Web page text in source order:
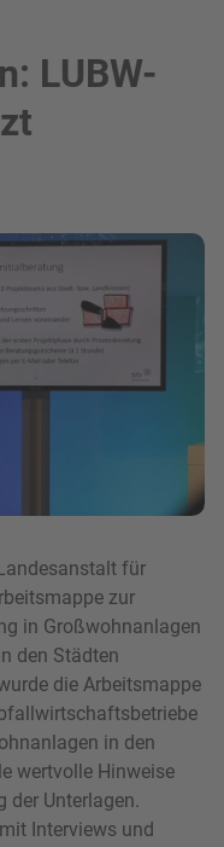
LUBW-
für
zur
in Großwohnanlagen
den Städten
die Arbeitsmappe
in den
wertvolle Hinweise
der Unterlagen.
Interviews und